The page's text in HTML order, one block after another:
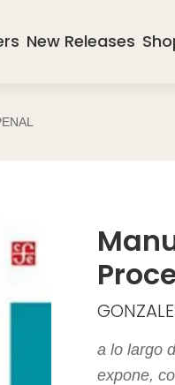
New Releases
a lo largo
expone,